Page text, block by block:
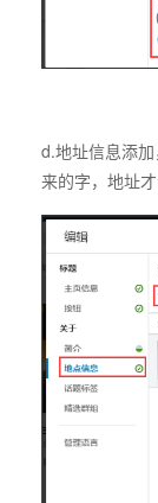
d.地址信息添
来的字，地址